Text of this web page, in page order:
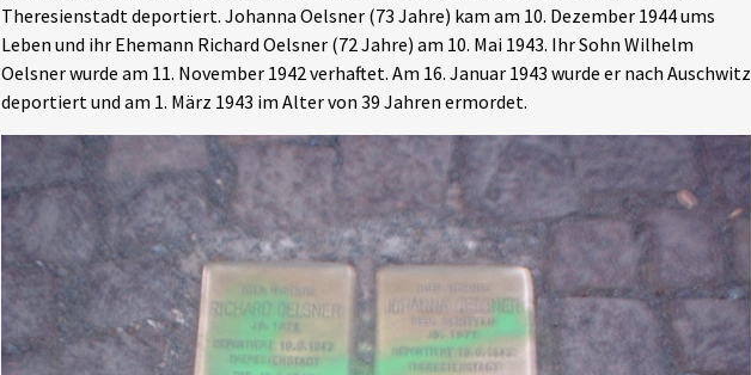
Theresienstadt deportiert. Johanna Oelsner (73 Jahre) kam am 10. Dezember 1944 ums
Leben und ihr Ehemann Richard Oelsner (72 Jahre) am 10. Mai 1943. Ihr Sohn Wilhelm
Oelsner wurde am 11. November 1942 verhaftet. Am 16. Januar 1943 wurde er nach Auschwitz
deportiert und am 1. März 1943 im Alter von 39 Jahren ermordet.